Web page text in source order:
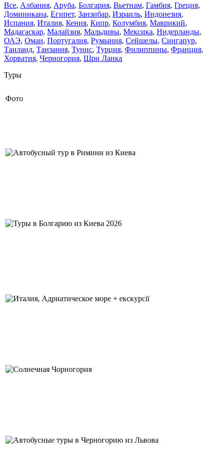
Все, Албания, Аруба, Болгария, Вьетнам, Гамбия, Греция,
Доминиканa, Египет, Занзибар, Израиль, Индонезия,
Испания, Италия, Кения, Кипр, Колумбия, Маврикий,
Мадагаскар, Малайзия, Мальдивы, Мексика, Нидерланды,
ОАЭ, Оман, Португалия, Румыния, Сейшелы, Сингапур,
Таиланд, Танзания, Тунис, Турция, Филиппины, Франция,
Хорватия, Черногория, Шри Ланка
Туры
Фото